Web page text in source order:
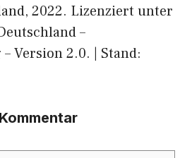
2022. Lizenziert unter
–
Version 2.0. | Stand: